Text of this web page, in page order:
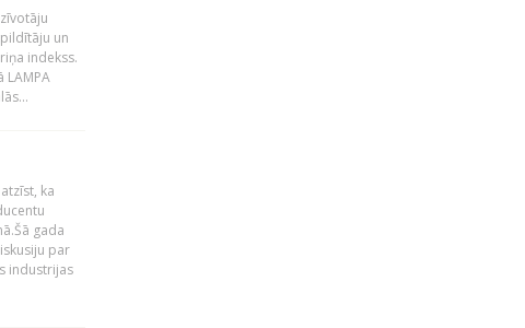
un
indekss.
ka
gada
par
industrijas